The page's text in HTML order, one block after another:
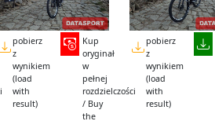
pobierz
z
wynikiem
(load
with
result)
Kup
oryginał
w
pełnej
rozdzielczości
/ Buy
the
pobierz
z
wynikiem
(load
with
result)